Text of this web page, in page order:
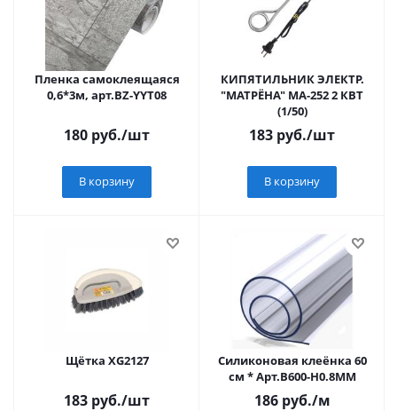
Пленка самоклеящаяся
0,6*3м, арт.BZ-YYT08
180 руб./шт
В корзину
КИПЯТИЛЬНИК ЭЛЕКТР.
"МАТРЁНА" МА-252 2 КВТ
(1/50)
183 руб./шт
В корзину
Щётка XG2127
183 руб./шт
Силиконовая клеёнка 60
см * Арт.B600-H0.8MM
186руб./м